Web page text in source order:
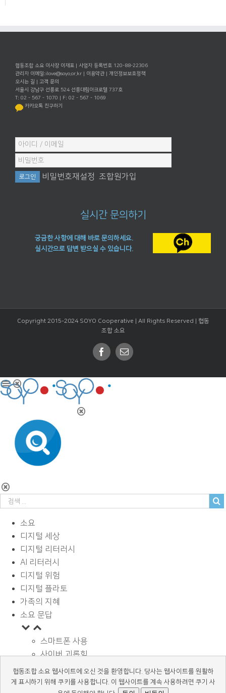
협동조합 소요 이사장 이재포 | 사업자 등록번호 120-88-22306
관리자 이메일:ilove@soyo.or.kr | 이용약관 | 개인정보보호정책
오시는 길 | 고객 문의
서울시 강남구 선릉로 524 선릉대림아크로텔 737호
T: 02 - 567 - 1070 | F: 02 - 567 - 1069
카카오톡 친구하기
비밀번호재설정 조합원가입
실시간 문의하기
궁금한 사항에 대해 바로 문의하세요.
실시간으로 답변 받으실 수 있습니다.
Copyright 2015-2024 SOYO Cooperative | All Rights Reserved | 협동
조합 소요
Facebook
Email
소요
디지털 세상
디지털 리터러시
AI 리터러시
디지털 위험
디지털 플라토
가족의 지혜
소요 문답
스마트폰 사용
사이버 괴롭힘
페이스북과 SNS
디지털과 학습
협동조합 소요 웹사이트에 오신 것을 환영합니다. 당사는 웹사이트를 원활하
게 표시하기 위해 쿠키를 사용합니다. 이 웹사이트를 계속 사용하려면 쿠기 사